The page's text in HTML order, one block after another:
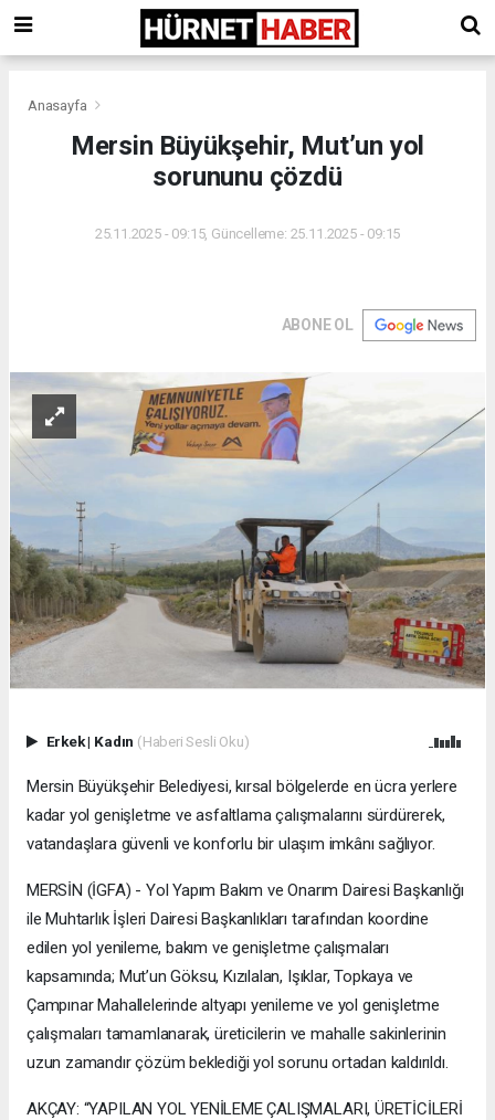
Anasayfa
Mersin Büyükşehir, Mut’un yol
sorununu çözdü
25.11.2025 - 09:15, Güncelleme: 25.11.2025 - 09:15
ABONE OL
Erkek| Kadın (Haberi Sesli Oku)
Mersin Büyükşehir Belediyesi, kırsal bölgelerde en ücra yerlere
kadar yol genişletme ve asfaltlama çalışmalarını sürdürerek,
vatandaşlara güvenli ve konforlu bir ulaşım imkânı sağlıyor.
MERSİN (İGFA) - Yol Yapım Bakım ve Onarım Dairesi Başkanlığı
ile Muhtarlık İşleri Dairesi Başkanlıkları tarafından koordine
edilen yol yenileme, bakım ve genişletme çalışmaları
kapsamında; Mut’un Göksu, Kızılalan, Işıklar, Topkaya ve
Çampınar Mahallelerinde altyapı yenileme ve yol genişletme
çalışmaları tamamlanarak, üreticilerin ve mahalle sakinlerinin
uzun zamandır çözüm beklediği yol sorunu ortadan kaldırıldı.
AKÇAY: “YAPILAN YOL YENİLEME ÇALIŞMALARI, ÜRETİCİLERİ